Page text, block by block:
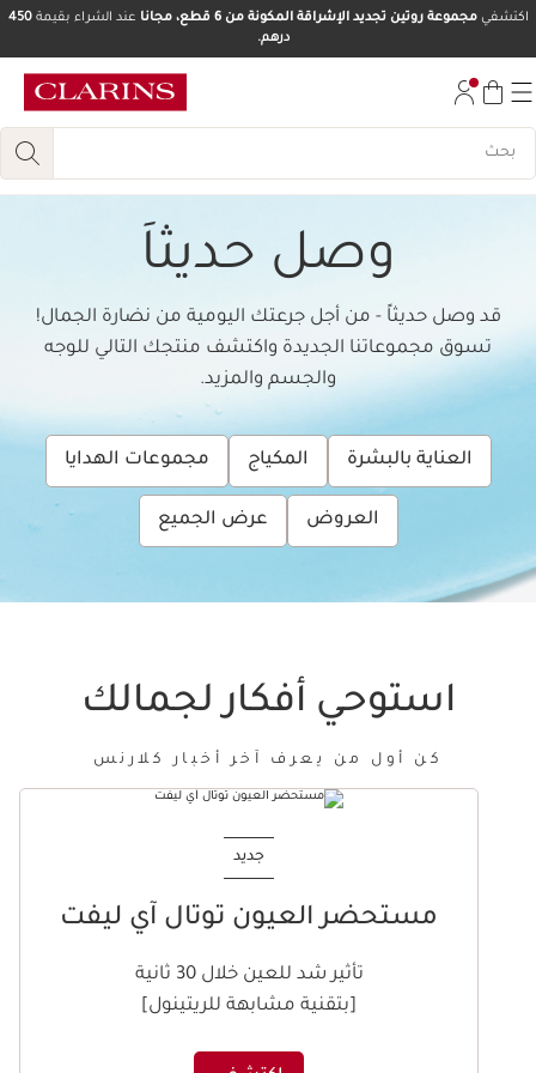
انتقل إلى أسفل الصفحة
اكتشفيمجموعة روتين تجديد الإشراقة المكونة من 6 قطع، مجانا عند الشراء بقيمة450
درهم.
وصل حديثاَ
قد وصل حديثاً - من أجل جرعتك اليومية من نضارة الجمال!
تسوق مجموعاتنا الجديدة واكتشف منتجك التالي للوجه
والجسم والمزيد.
العناية بالبشرة المكياج مجموعات الهدايا
العروض عرض الجميع
استوحي أفكار لجمالك
كن أول من يعرف آخر أخبار كلارنس
جديد
مستحضر العيون توتال آي ليفت
تأثير شد للعين خلال 30 ثانية
[بتقنية مشابهة للريتينول]